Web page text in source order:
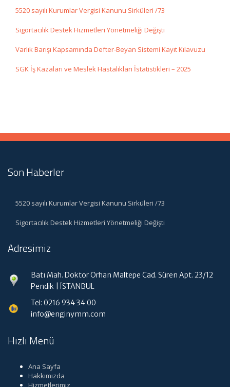
5520 sayılı Kurumlar Vergisi Kanunu Sirküleri /73
Sigortacılık Destek Hizmetleri Yönetmeliği Değişti
Varlık Barışı Kapsamında Defter-Beyan Sistemi Kayıt Kılavuzu
SGK İş Kazaları ve Meslek Hastalıkları İstatistikleri – 2025
Son Haberler
5520 sayılı Kurumlar Vergisi Kanunu Sirküleri /73
Sigortacılık Destek Hizmetleri Yönetmeliği Değişti
Adresimiz
Batı Mah. Doktor Orhan Maltepe Cad. Süren Apt. 23/12
Pendik | İSTANBUL
Tel: 0216 934 34 00
info@enginymm.com
Hızlı Menü
Ana Sayfa
Hakkımızda
Hizmetlerimiz